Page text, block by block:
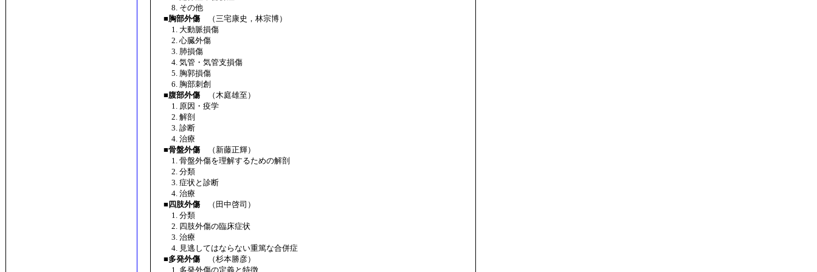
8. その他
■胸部外傷 （三宅康史，林宗博）
1. 大動脈損傷
2. 心臓外傷
3. 肺損傷
4. 気管・気管支損傷
5. 胸郭損傷
6. 胸部刺創
■腹部外傷 （木庭雄至）
1. 原因・疫学
2. 解剖
3. 診断
4. 治療
■骨盤外傷 （新藤正輝）
1. 骨盤外傷を理解するための解剖
2. 分類
3. 症状と診断
4. 治療
■四肢外傷 （田中啓司）
1. 分類
2. 四肢外傷の臨床症状
3. 治療
4. 見逃してはならない重篤な合併症
■多発外傷 （杉本勝彦）
1. 多発外傷の定義と特徴